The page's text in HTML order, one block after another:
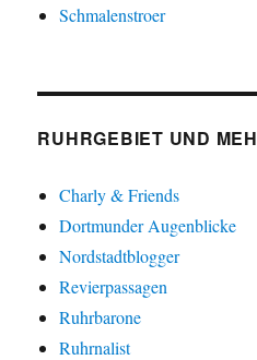
Schmalenstroer
RUHRGEBIET UND
Charly & Friends
Dortmunder Augenblicke
Nordstadtblogger
Revierpassagen
Ruhrbarone
Ruhrnalist